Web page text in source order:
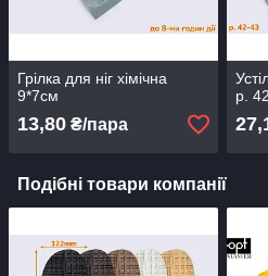
Грілка для ніг хімічна
9*7см
13,80 ₴/пара
р.
Подібні товари компанії